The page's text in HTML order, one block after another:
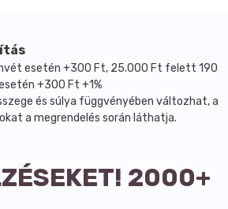
esetén +300 Ft, 25.000 Ft felett 190
+300 Ft +1%
és súlya függvényében változhat, a
a megrendelés során láthatja.
2000+